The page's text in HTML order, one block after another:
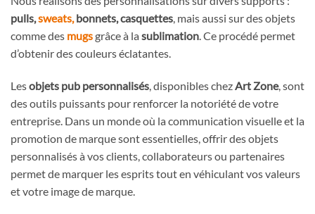
pulls,sweats,bonnets, casquettes, mais aussi sur des objets
comme des mugsgrâce à la sublimation. Ce procédé permet
d’obtenir des couleurs éclatantes.
Lesobjets pub personnalisés, disponibles chezArt Zone, sont
des outils puissants pour renforcer la notoriété de votre
entreprise. Dans un monde où la communication visuelle et la
promotion de marque sont essentielles, offrir des objets
personnalisés à vos clients, collaborateurs ou partenaires
permet de marquer les esprits tout en véhiculant vos valeurs
et votre image de marque.